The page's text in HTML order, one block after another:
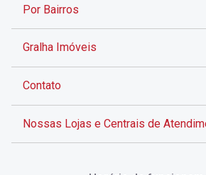
Por Bairros
Gralha Imóveis
Contato
Nossas Lojas e Centrais de